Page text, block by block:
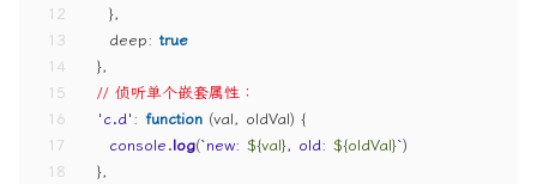
12
13
14
15
16
17
18
    },
deep: true
  },
// 侦听单个嵌套属性：
'c.d': function (val, oldVal) {
console.log(`new: ${val}, old: ${oldVal}`)
  },